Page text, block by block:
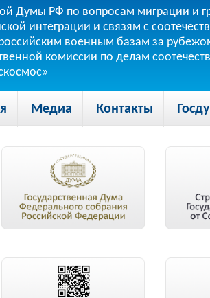
Думы РФ по вопросам миграции и
интеграции и связям с
военным базам за
комиссии по делам
Медиа Контакты